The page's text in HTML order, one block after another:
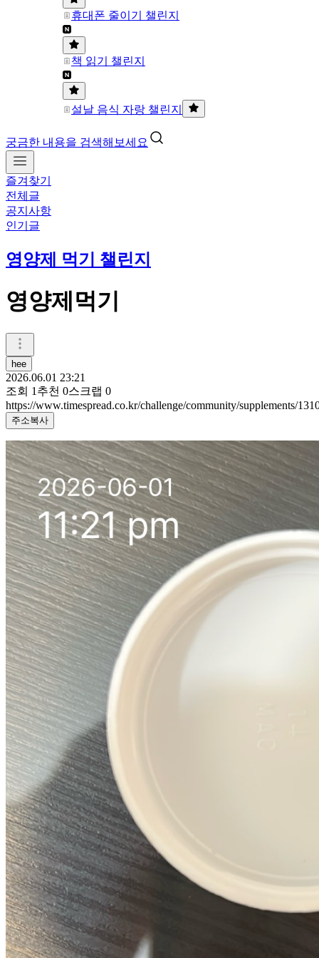
휴대폰 줄이기 챌린지
책 읽기 챌린지
설날 음식 자랑 챌린지
궁금한 내용을 검색해보세요
즐겨찾기
전체글
공지사항
인기글
영양제 먹기 챌린지
영양제먹기
hee
2026.06.01 23:21
조회 1 추천 0스크랩 0
https://www.timespread.co.kr/challenge/community/supplements/
주소복사